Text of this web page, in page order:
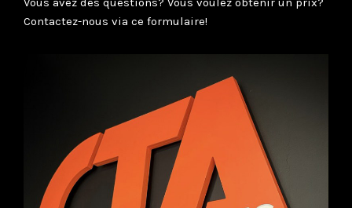
Contactez-nous via ce formulaire!